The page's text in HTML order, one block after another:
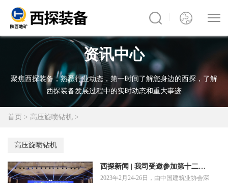
资讯中心
聚焦西探装备，熟悉行业动态，第一时间了解您身边的西探，了解
西探装备发展过程中的实时动态和重大事迹
首页 > 高压旋喷钻机 >
高压旋喷钻机
西探新闻 | 我司受邀参加第十二届
深基础工程发展论坛
2023年2月24-26日，由中国建筑业协会深